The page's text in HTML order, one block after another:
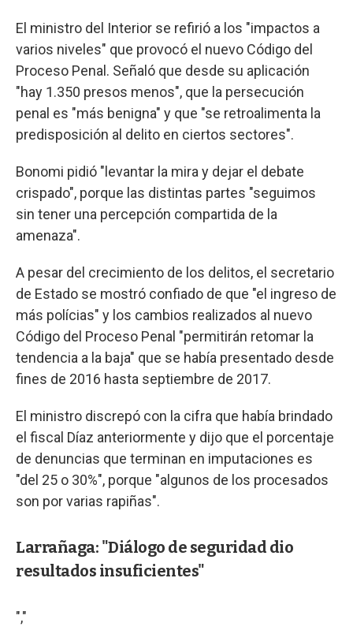
El ministro del Interior se refirió a los "impactos a
varios niveles" que provocó el nuevo Código del
Proceso Penal. Señaló que desde su aplicación
"hay 1.350 presos menos", que la persecución
penal es "más benigna" y que "se retroalimenta la
predisposición al delito en ciertos sectores".
Bonomi pidió "levantar la mira y dejar el debate
crispado", porque las distintas partes "seguimos
sin tener una percepción compartida de la
amenaza".
A pesar del crecimiento de los delitos, el secretario
de Estado se mostró confiado de que "el ingreso de
más polícias" y los cambios realizados al nuevo
Código del Proceso Penal "permitirán retomar la
tendencia a la baja" que se había presentado desde
fines de 2016 hasta septiembre de 2017.
El ministro discrepó con la cifra que había brindado
el fiscal Díaz anteriormente y dijo que el porcentaje
de denuncias que terminan en imputaciones es
"del 25 o 30%", porque "algunos de los procesados
son por varias rapiñas".
Larrañaga: "Diálogo de seguridad dio
resultados insuficientes"
","